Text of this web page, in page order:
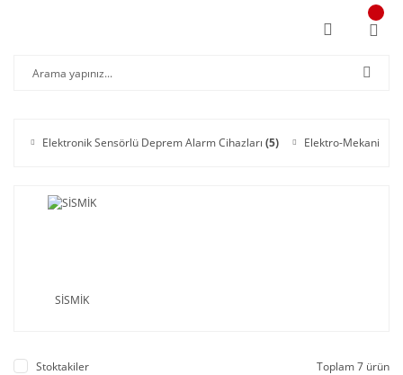
Elektronik Sensörlü Deprem Alarm Cihazları (5) Elektro-Mekanik
SİSMİK
Stoktakiler Toplam 7 ürün